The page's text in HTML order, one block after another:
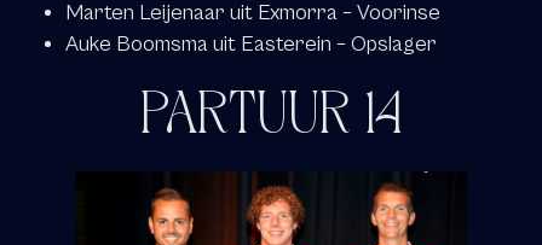
Marten Leijenaar uit Exmorra – Voorinse
Auke Boomsma uit Easterein – Opslager
PARTUUR 14